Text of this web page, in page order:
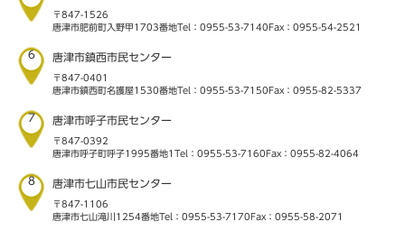
〒847-1526
唐津市肥前町入野甲1703番地Tel：0955-53-7140 Fax：0955-54-2521
6 唐津市鎮西市民センター
〒847-0401
唐津市鎮西町名護屋1530番地Tel：0955-53-7150 Fax：0955-82-5337
7 唐津市呼子市民センター
〒847-0392
唐津市呼子町呼子1995番地1 Tel：0955-53-7160 Fax：0955-82-4064
8 唐津市七山市民センター
〒847-1106
唐津市七山滝川1254番地Tel：0955-53-7170 Fax：0955-58-2071